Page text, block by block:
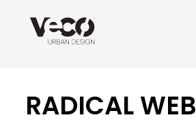
RADICAL WEB